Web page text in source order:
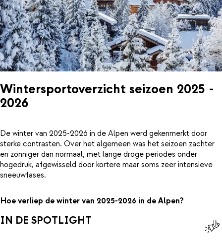
Wintersportoverzicht seizoen 2025 -
2026
De winter van 2025-2026 in de Alpen werd gekenmerkt door
sterke contrasten. Over het algemeen was het seizoen zachter
en zonniger dan normaal, met lange droge periodes onder
hogedruk, afgewisseld door kortere maar soms zeer intensieve
sneeuwfases.
Hoe verliep de winter van 2025-2026 in de Alpen?
IN DE SPOTLIGHT